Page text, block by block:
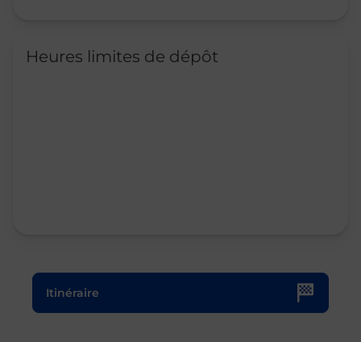
Heures limites de dépôt
Itinéraire
Le lien s'ouvre dans un nouvel onglet